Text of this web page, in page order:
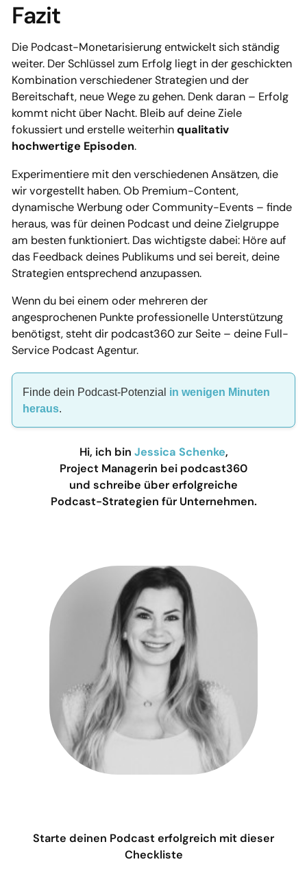
Fazit
Die Podcast-Monetarisierung entwickelt sich ständig
weiter. Der Schlüssel zum Erfolg liegt in der geschickten
Kombination verschiedener Strategien und der
Bereitschaft, neue Wege zu gehen. Denk daran – Erfolg
kommt nicht über Nacht. Bleib auf deine Ziele
fokussiert und erstelle weiterhinqualitativ
hochwertige Episoden.
Experimentiere mit den verschiedenen Ansätzen, die
wir vorgestellt haben. Ob Premium-Content,
dynamische Werbung oder Community-Events – finde
heraus, was für deinen Podcast und deine Zielgruppe
am besten funktioniert. Das wichtigste dabei: Höre auf
das Feedback deines Publikums und sei bereit, deine
Strategien entsprechend anzupassen.
Wenn du bei einem oder mehreren der
angesprochenen Punkte professionelle Unterstützung
benötigst, steht dir podcast360 zur Seite – deine Full-
Service Podcast Agentur.
Finde dein Podcast-Potenzial in wenigen Minuten
heraus.
Hi, ich bin Jessica Schenke,
Project Managerin bei podcast360
und schreibe über erfolgreiche
Podcast-Strategien für Unternehmen.
Starte deinen Podcast erfolgreich mit dieser
Checkliste